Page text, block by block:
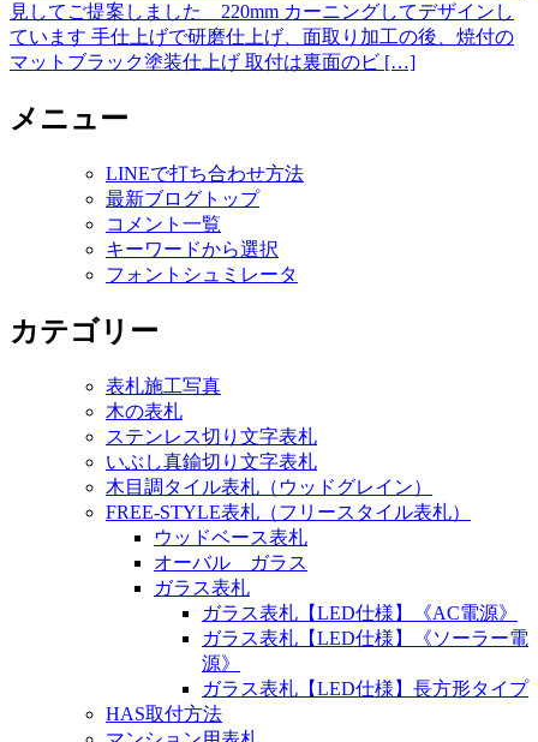
見してご提案しました 220mm カーニングしてデザインし
ています 手仕上げで研磨仕上げ、面取り加工の後、焼付の
マットブラック塗装仕上げ 取付は裏面のビ […]
メニュー
LINEで打ち合わせ方法
最新ブログトップ
コメント一覧
キーワードから選択
フォントシュミレータ
カテゴリー
表札施工写真
木の表札
ステンレス切り文字表札
いぶし真鍮切り文字表札
木目調タイル表札（ウッドグレイン）
FREE-STYLE表札（フリースタイル表札）
ウッドベース表札
オーバル ガラス
ガラス表札
ガラス表札【LED仕様】《AC電源》
ガラス表札【LED仕様】《ソーラー電
源》
ガラス表札【LED仕様】長方形タイプ
HAS取付方法